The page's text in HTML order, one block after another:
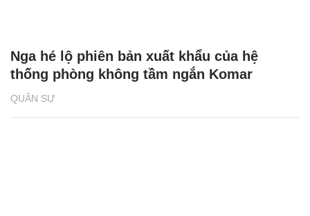
QUÂN SỰ
Nga hé lộ phiên bản xuất khẩu của hệ
thống phòng không tầm ngắn Komar